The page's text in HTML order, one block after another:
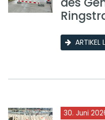
ARTIKEL
30. Juni